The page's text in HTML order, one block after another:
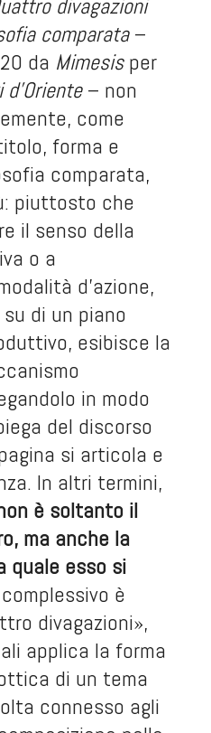
divagazioni
comparata–
da Mimesisper
– non
come
forma e
comparata,
piuttosto che
il senso della
o a
d’azione,
di un piano
esibisce la
in modo
del discorso
si articola e
In altri termini,
è soltanto il
ma anche la
quale esso si
è
divagazioni»,
applica la forma
di un tema
connesso agli